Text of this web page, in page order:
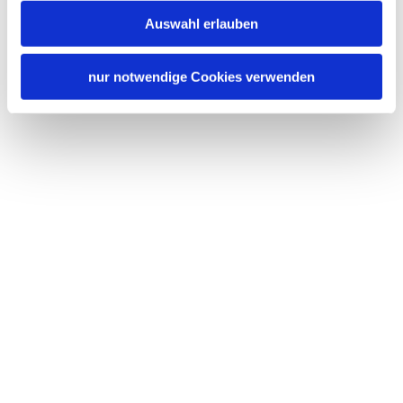
Auswahl erlauben
nur notwendige Cookies verwenden